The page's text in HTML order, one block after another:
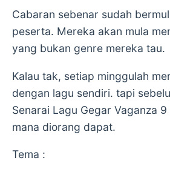
Cabaran sebenar sudah
peserta. Mereka akan mula
yang bukan genre mereka tau.
Kalau tak, setiap minggulah
dengan lagu sendiri. tapi
Senarai Lagu Gegar Vaganza
mana diorang dapat.
Tema :